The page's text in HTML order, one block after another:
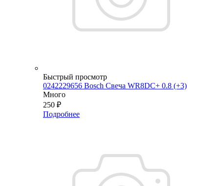
Быстрый просмотр
0242229656 Bosch Свеча WR8DC+ 0.8 (+3)
Много
250 ₽
Подробнее